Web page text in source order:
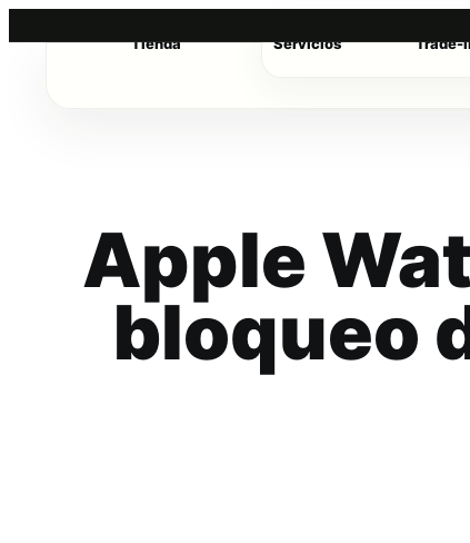
Tienda Servicios Trade-
Apple
bloqueo